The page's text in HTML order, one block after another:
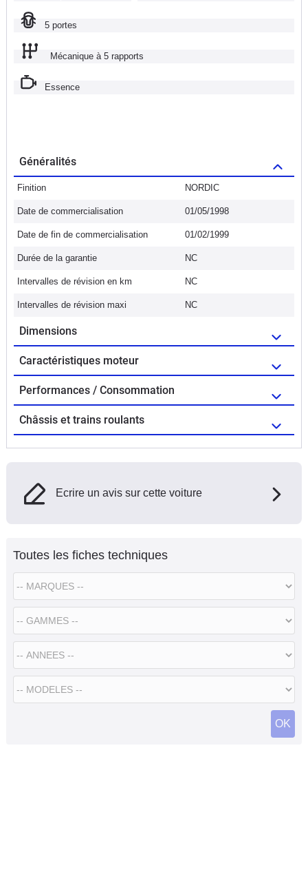
5 portes
Mécanique à 5 rapports
Essence
Généralités
Finition NORDIC
Date de commercialisation 01/05/1998
Date de fin de commercialisation 01/02/1999
Durée de la garantie NC
Intervalles de révision en km NC
Intervalles de révision maxi NC
Dimensions
Caractéristiques moteur
Performances / Consommation
Châssis et trains roulants
Ecrire un avis sur cette voiture
Toutes les fiches techniques